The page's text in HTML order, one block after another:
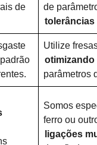
de
de
tolerâncias
Utilize
otimizando
parâmetros
Somos
ferro ou
ligações